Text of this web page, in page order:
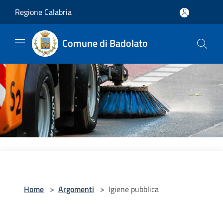
Regione Calabria
Comune di Badolato
Home > Argomenti > Igiene pubblica